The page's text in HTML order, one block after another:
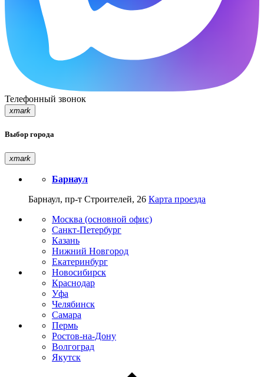
Телефонный звонок
xmark
Выбор города
xmark
Барнаул
Барнаул, пр-т Строителей, 26 Карта проезда
Москва (основной офис)
Санкт-Петербург
Казань
Нижний Новгород
Екатеринбург
Новосибирск
Краснодар
Уфа
Челябинск
Самара
Пермь
Ростов-на-Дону
Волгоград
Якутск